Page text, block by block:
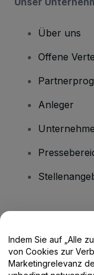
Über uns
Offene
Anleger
Hilfe-
Indem Sie auf „Alle
von Cookies zur
Marketingrelevanz der Website zu.